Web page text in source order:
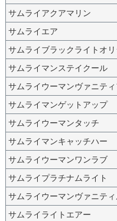
サムライアクアマリン
サムライエア
サムライブラックライトオ
サムライマンステイクール
サムライウーマンヴァニティ
サムライマンゲットアップ
サムライウーマンタッチ
サムライマンキャッチハー
サムライウーマンワンラブ
サムライプラチナムライト
サムライウーマンヴァニティ
サムライライトエアー